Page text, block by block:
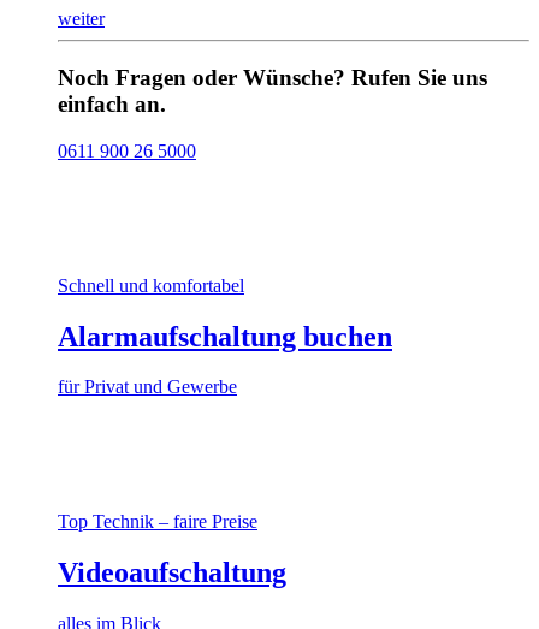
weiter
Noch Fragen oder Wünsche? Rufen Sie uns
einfach an.
0611 900 26 5000
Schnell und komfortabel
Alarmaufschaltung buchen
für Privat und Gewerbe
Top Technik – faire Preise
Videoaufschaltung
alles im Blick